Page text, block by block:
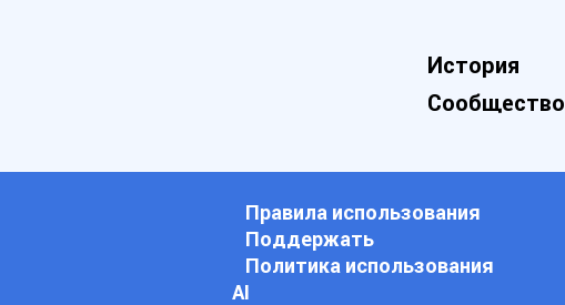
История
Сообщество
Правила использования
Поддержать
Политика использования
АI